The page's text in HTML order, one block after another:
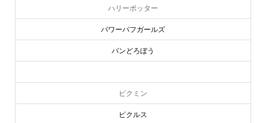
ハリーポッター
パワーパフガールズ
パンどろぼう
ピクミン
ピクルス